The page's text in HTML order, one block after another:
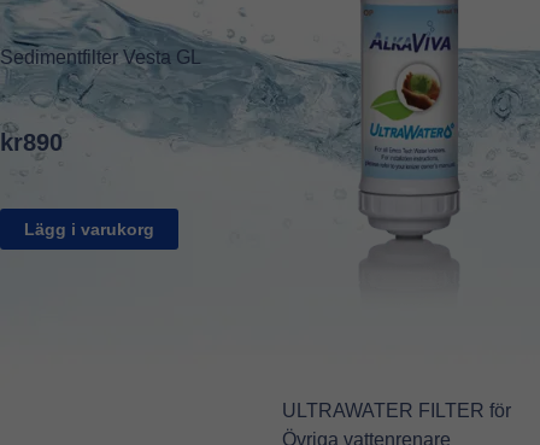
Sedimentfilter Vesta GL
kr890
Lägg i varukorg
ULTRAWATER FILTER för
Övriga vattenrenare